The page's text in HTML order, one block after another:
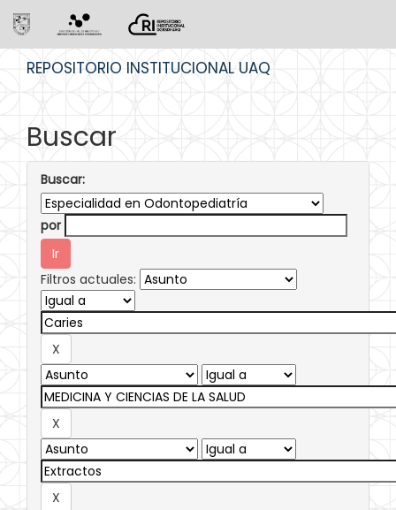
REPOSITORIO INSTITUCIONAL UAQ
Buscar
Buscar:
por
Filtros actuales: